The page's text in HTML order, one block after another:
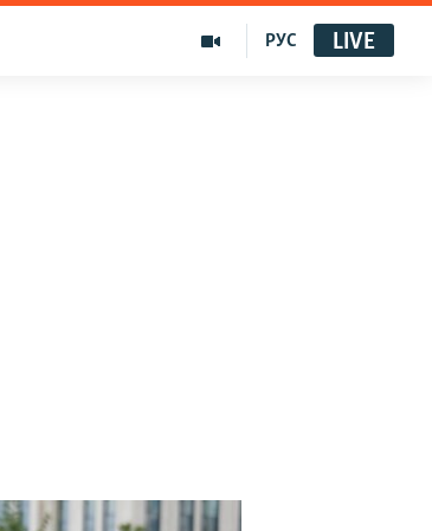
РУС LIVE